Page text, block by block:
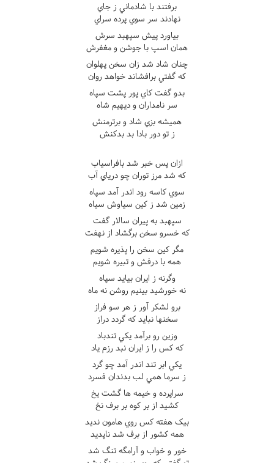
برفتند با شادماني ز جاي
نهادند سر سوي پرده سراي
بياورد پيش سپهبد سرش
همان اسپ با جوشن و مغفرش
چنان شاد شد زان سخن پهلوان
که گفتي برافشاند خواهد روان
بدو گفت کاي پور پشت سپاه
سر نامداران و ديهيم شاه
هميشه بزي شاد و برترمنش
ز تو دور بادا بد بدکنش
ازان پس خبر شد بافراسياب
که شد مرز توران چو درياي آب
سوي کاسه رود اندر آمد سپاه
زمين شد ز کين سياوش سياه
سپهبد به پيران سالار گفت
که خسرو سخن برگشاد از نهفت
مگر کين سخن را پذيره شويم
همه با درفش و تبيره شويم
وگرنه ز ايران بيايد سپاه
نه خورشيد بينيم روشن نه ماه
برو لشکر آور ز هر سو فراز
سخنها نبايد که گردد دراز
وزين رو برآمد يکي تندباد
که کس را ز ايران نبد رزم ياد
يکي ابر تند اندر آمد چو گرد
ز سرما همي لب بدندان فسرد
سراپرده و خيمه ها گشت يخ
کشيد از بر کوه بر برف نخ
بيک هفته کس روي هامون نديد
همه کشور از برف شد ناپديد
خور و خواب و آرامگه تنگ شد